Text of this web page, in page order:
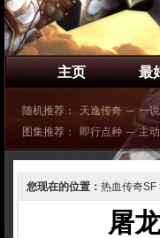
主页 最
随机推荐： 天逸传奇 ─ 一
图集推荐：
即行点种 ─ 主
您现在的位置： 热血传奇SF
屠